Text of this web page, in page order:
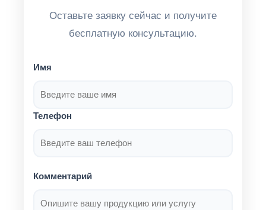
Оставьте заявку сейчас и получите
бесплатную консультацию.
Имя
Телефон
Комментарий